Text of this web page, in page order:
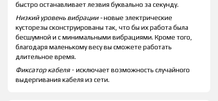
быстро останавливает лезвия буквально за секунду.
Низкий уровень вибрации -новые электрические
кусторезы сконструированы так, что бы их работа была
бесшумной и с минимальными вибрациями. Кроме того,
благодаря маленькому весу вы сможете работать
длительное время.
Фиксатор кабеля- исключает возможность случайного
выдергивания кабеля из сети.